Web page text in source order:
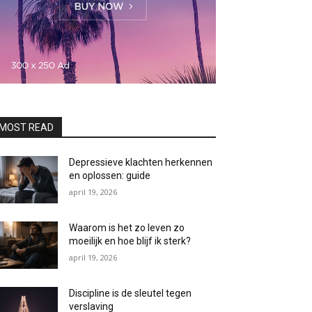
READ
Depressieve klachten herkennen
en oplossen: guide
april 19, 2026
Waarom is het zo leven zo
moeilijk en hoe blijf ik sterk?
april 19, 2026
Discipline is de sleutel tegen
verslaving